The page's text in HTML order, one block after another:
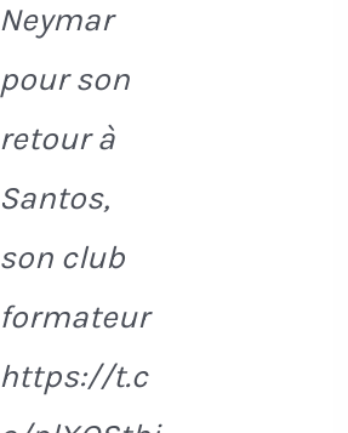
Neymar
pour son
retour à
Santos,
son club
formateur
https://t.c